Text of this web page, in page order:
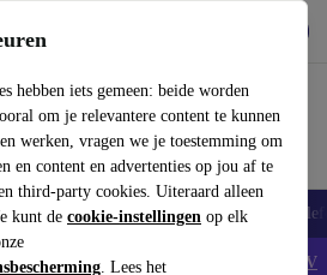
hebben iets gemeen: beide worden
om je relevantere content te kunnen
werken, vragen we je toestemming om
en content en advertenties op jou af te
third-party cookies. Uiteraard alleen
kunt de cookie-instellingen op elk
. Lees het
Smartwatches Accessoires
iPhones – Code: IPHONEDEAL - AV